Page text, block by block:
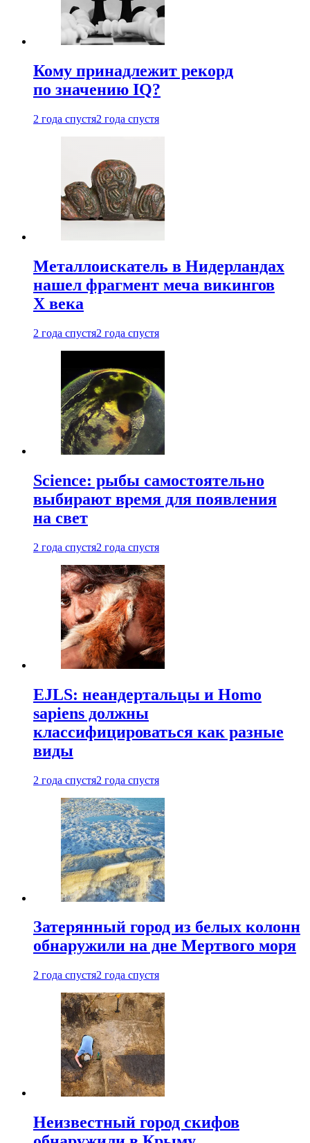
Кому принадлежит рекорд
по значению IQ?
2 года спустя2 года спустя
Металлоискатель в Нидерландах
нашел фрагмент меча викингов
X века
2 года спустя2 года спустя
Science: рыбы самостоятельно
выбирают время для появления
на свет
2 года спустя2 года спустя
EJLS: неандертальцы и Homo
sapiens должны
классифицироваться как разные
виды
2 года спустя2 года спустя
Затерянный город из белых колонн
обнаружили на дне Мертвого моря
2 года спустя2 года спустя
Неизвестный город скифов